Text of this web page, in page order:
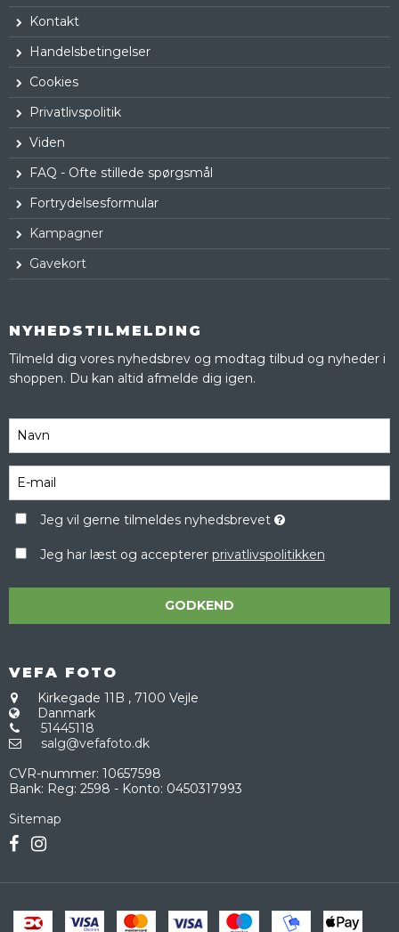
Kontakt
Handelsbetingelser
Cookies
Privatlivspolitik
Viden
FAQ - Ofte stillede spørgsmål
Fortrydelsesformular
Kampagner
Gavekort
NYHEDSTILMELDING
Tilmeld dig vores nyhedsbrev og modtag tilbud og nyheder i
shoppen. Du kan altid afmelde dig igen.
Jeg vil gerne tilmeldes nyhedsbrevet
Jeg har læst og accepterer privatlivspolitikken
GODKEND
VEFA FOTO
Kirkegade 11B , 7100 Vejle
Danmark
51445118
salg@vefafoto.dk
CVR-nummer: 10657598
Bank: Reg: 2598 - Konto: 0450317993
Sitemap